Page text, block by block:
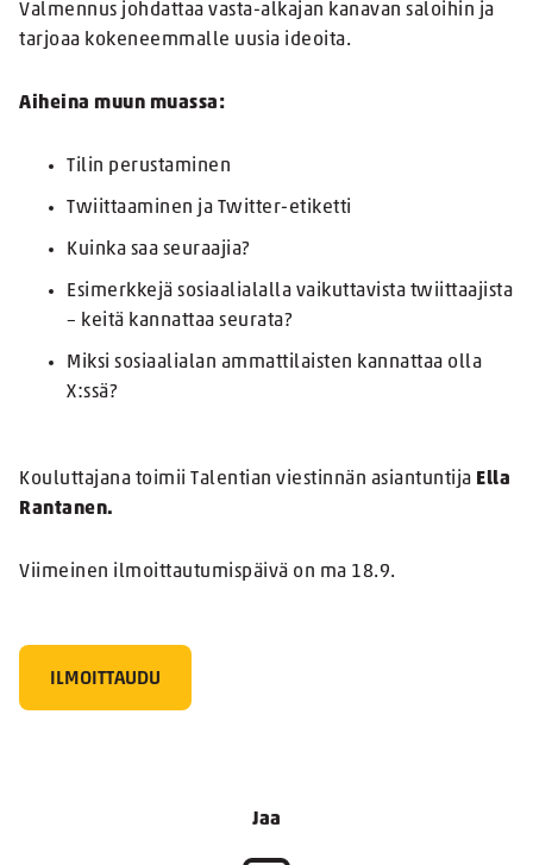
Valmennus johdattaa vasta-alkajan kanavan saloihin ja
tarjoaa kokeneemmalle uusia ideoita.
Aiheina muun muassa:
Tilin perustaminen
Twiittaaminen ja Twitter-etiketti
Kuinka saa seuraajia?
Esimerkkejä sosiaalialalla vaikuttavista twiittaajista
– keitä kannattaa seurata?
Miksi sosiaalialan ammattilaisten kannattaa olla
X:ssä?
Kouluttajana toimii Talentian viestinnän asiantuntija Ella
Rantanen.
Viimeinen ilmoittautumispäivä on ma 18.9.
ILMOITTAUDU
Jaa